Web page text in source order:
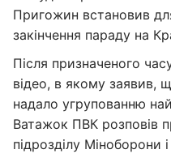
Пригожин встановив
закінчення параду на
Після призначеного
відео, в якому заявив,
надало угрупованню
Ватажок ПВК розповів
підрозділу Міноборони